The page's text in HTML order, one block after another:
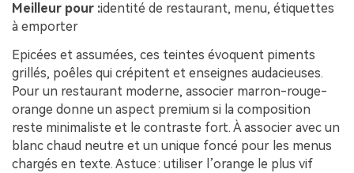
Meilleur pour :identité de restaurant, menu, étiquettes
à emporter
Epicées et assumées, ces teintes évoquent piments
grillés, poêles qui crépitent et enseignes audacieuses.
Pour un restaurant moderne, associer marron-rouge-
orange donne un aspect premium si la composition
reste minimaliste et le contraste fort. À associer avec un
blanc chaud neutre et un unique foncé pour les menus
chargés en texte. Astuce : utiliser l’orange le plus vif